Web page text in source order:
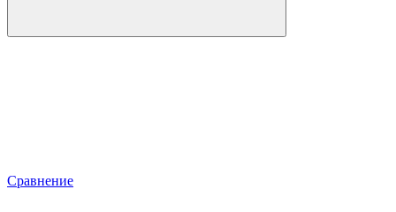
Сравнение